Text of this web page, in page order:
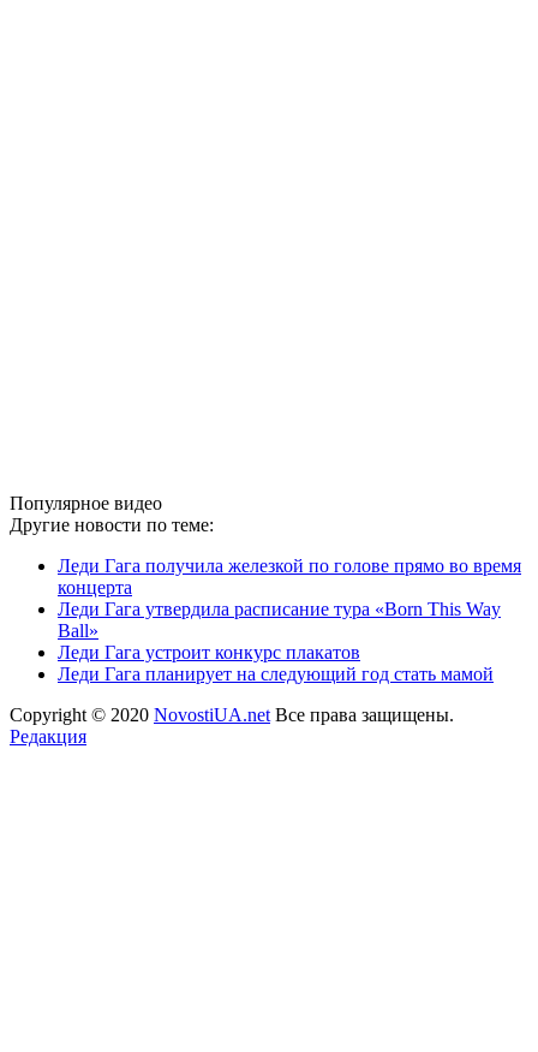
Популярное видео
Другие новости по теме:
Леди Гага получила железкой по голове прямо во время
концерта
Леди Гага утвердила расписание тура «Born This Way
Ball»
Леди Гага устроит конкурс плакатов
Леди Гага планирует на следующий год стать мамой
Copyright © 2020 NovostiUA.net Все права защищены.
Редакция